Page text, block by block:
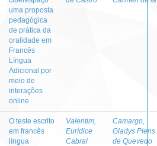
uma proposta
pedagógica
de prática da
oralidade em
Francês
Língua
Adicional por
meio de
interações
online
O teste escrito
em francês
língua
Valentim,
Eurídice
Cabral
Camargo,
Gladys Plens
de Quevedo